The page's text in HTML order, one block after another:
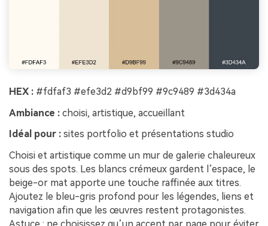
HEX : #fdfaf3 #efe3d2 #d9bf99 #9c9489 #3d434a
Ambiance : choisi, artistique, accueillant
Idéal pour : sites portfolio et présentations studio
Choisi et artistique comme un mur de galerie chaleureux
sous des spots. Les blancs crémeux gardent l’espace, le
beige-or mat apporte une touche raffinée aux titres.
Ajoutez le bleu-gris profond pour les légendes, liens et
navigation afin que les œuvres restent protagonistes.